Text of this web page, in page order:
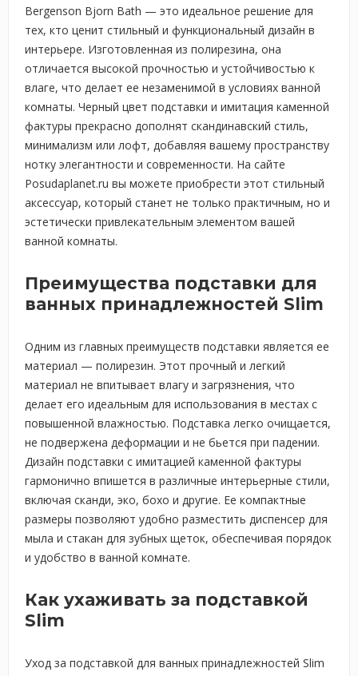
Bergenson Bjorn Bath — это идеальное решение для
тех, кто ценит стильный и функциональный дизайн в
интерьере. Изготовленная из полирезина, она
отличается высокой прочностью и устойчивостью к
влаге, что делает ее незаменимой в условиях ванной
комнаты. Черный цвет подставки и имитация каменной
фактуры прекрасно дополнят скандинавский стиль,
минимализм или лофт, добавляя вашему пространству
нотку элегантности и современности. На сайте
Posudaplanet.ru вы можете приобрести этот стильный
аксессуар, который станет не только практичным, но и
эстетически привлекательным элементом вашей
ванной комнаты.
Преимущества подставки для
ванных принадлежностей Slim
Одним из главных преимуществ подставки является ее
материал — полирезин. Этот прочный и легкий
материал не впитывает влагу и загрязнения, что
делает его идеальным для использования в местах с
повышенной влажностью. Подставка легко очищается,
не подвержена деформации и не бьется при падении.
Дизайн подставки с имитацией каменной фактуры
гармонично впишется в различные интерьерные стили,
включая сканди, эко, бохо и другие. Ее компактные
размеры позволяют удобно разместить диспенсер для
мыла и стакан для зубных щеток, обеспечивая порядок
и удобство в ванной комнате.
Как ухаживать за подставкой
Slim
Уход за подставкой для ванных принадлежностей Slim